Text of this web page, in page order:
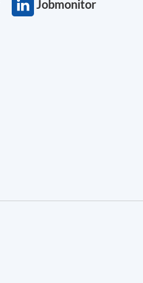
Jobmonitor